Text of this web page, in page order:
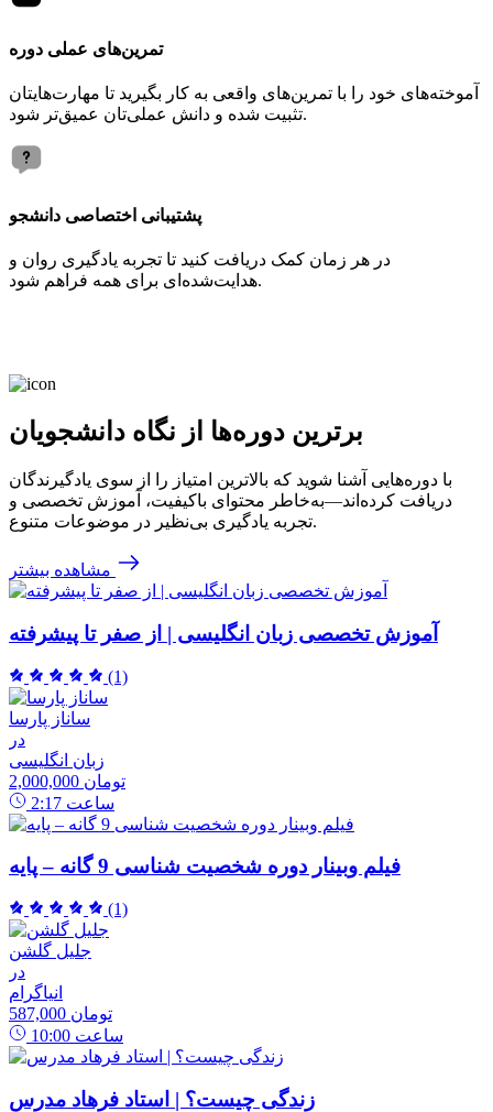
تمرین‌های عملی دوره
آموخته‌های خود را با تمرین‌های واقعی به کار بگیرید تا مهارت‌هایتان
تثبیت شده و دانش عملی‌تان عمیق‌تر شود.
پشتیبانی اختصاصی دانشجو
در هر زمان کمک دریافت کنید تا تجربه یادگیری روان و
هدایت‌شده‌ای برای همه فراهم شود.
برترین دوره‌ها از نگاه دانشجویان
با دوره‌هایی آشنا شوید که بالاترین امتیاز را از سوی یادگیرندگان
دریافت کرده‌اند—به‌خاطر محتوای باکیفیت، آموزش تخصصی و
تجربه یادگیری بی‌نظیر در موضوعات متنوع.
مشاهده بیشتر
آموزش تخصصی زبان انگلیسی | از صفر تا پیشرفته
(1)
ساناز پارسا
در
زبان انگلیسی
2,000,000 تومان
2:17 ساعت
فیلم وبینار دوره شخصیت شناسی 9 گانه – پایه
(1)
جلیل گلشن
در
انیاگرام
587,000 تومان
10:00 ساعت
زندگی چیست؟ | استاد فرهاد مدرس